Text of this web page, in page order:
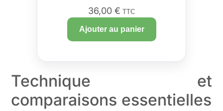
36,00 € TTC
Ajouter au panier
Technique et
comparaisons essentielles